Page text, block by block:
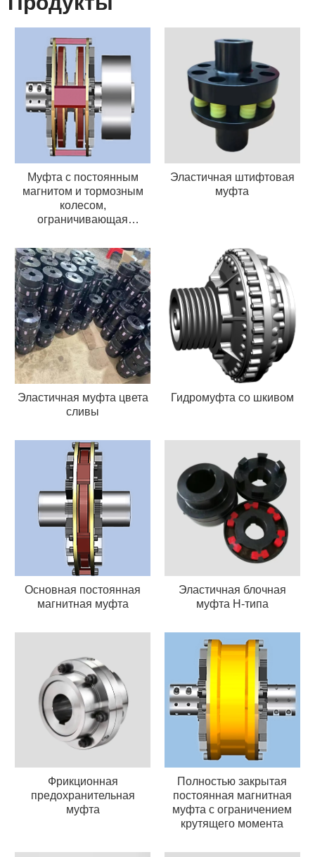
Муфта с постоянным
магнитом и тормозным
колесом,
ограничивающая
Эластичная штифтовая
муфта
Эластичная муфта цвета
сливы
Гидромуфта со шкивом
Основная постоянная
магнитная муфта
Эластичная блочная
муфта H-типа
Фрикционная
предохранительная
муфта
Полностью закрытая
постоянная магнитная
муфта с ограничением
крутящего момента